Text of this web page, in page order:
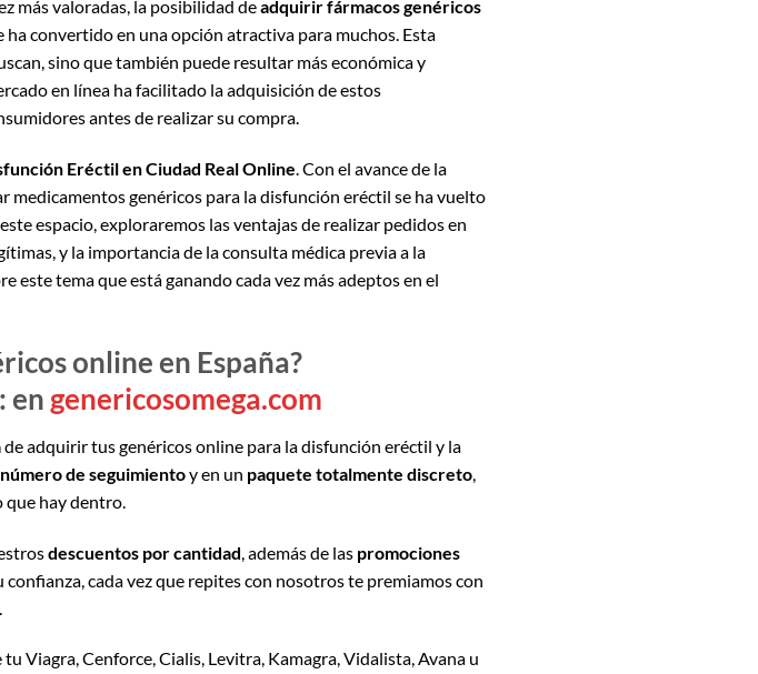
más valoradas, la posibilidad deadquirir fármacos genéricos
ha convertido en una opción atractiva para muchos. Esta
sino que también puede resultar más económica y
en línea ha facilitado la adquisición de estos
antes de realizar su compra.
Eréctil en Ciudad Real Online. Con el avance de la
genéricos para la disfunción eréctil se ha vuelto
espacio, exploraremos las ventajas de realizar pedidos en
y la importancia de la consulta médica previa a la
tema que está ganando cada vez más adeptos en el
online en España?
en genericosomega.com
de adquirir tus genéricos online para la disfunción eréctil y la
número de seguimientoy en un paquete totalmente discreto
hay dentro.
descuentos por cantidad , además de las promociones
cada vez que repites con nosotros te premiamos con
tu Viagra, Cenforce, Cialis, Levitra, Kamagra, Vidalista, Avana u